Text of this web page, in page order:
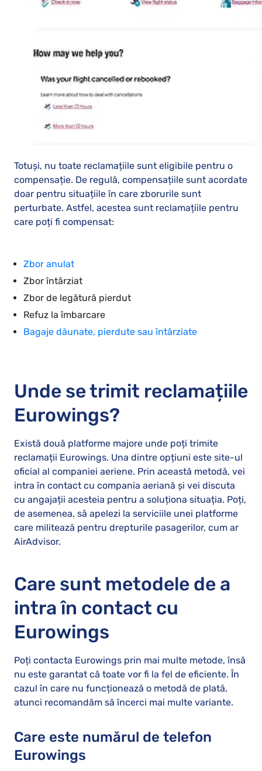
Totuși, nu toate reclamațiile sunt eligibile pentru o
compensație. De regulă, compensațiile sunt acordate
doar pentru situațiile în care zborurile sunt
perturbate. Astfel, acestea sunt reclamațiile pentru
care poți fi compensat:
Zbor anulat
Zbor întârziat
Zbor de legătură pierdut
Refuz la îmbarcare
Bagaje dăunate, pierdute sau întârziate
Unde se trimit reclamațiile
Eurowings?
Există două platforme majore unde poți trimite
reclamații Eurowings. Una dintre opțiuni este site-ul
oficial al companiei aeriene. Prin această metodă, vei
intra în contact cu compania aeriană și vei discuta
cu angajații acesteia pentru a soluționa situația. Poți,
de asemenea, să apelezi la serviciile unei platforme
care militează pentru drepturile pasagerilor, cum ar
AirAdvisor.
Care sunt metodele de a
intra în contact cu
Eurowings
Poți contacta Eurowings prin mai multe metode, însă
nu este garantat că toate vor fi la fel de eficiente. În
cazul în care nu funcționează o metodă de plată,
atunci recomandăm să încerci mai multe variante.
Care este numărul de telefon
Eurowings